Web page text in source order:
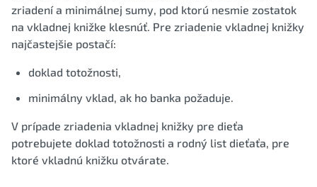
zriadení a minimálnej sumy, pod ktorú nesmie zostatok
na vkladnej knižke klesnúť. Pre zriadenie vkladnej knižky
najčastejšie postačí:
doklad totožnosti,
minimálny vklad, ak ho banka požaduje.
V prípade zriadenia vkladnej knižky pre dieťa
potrebujete doklad totožnosti a rodný list dieťaťa, pre
ktoré vkladnú knižku otvárate.